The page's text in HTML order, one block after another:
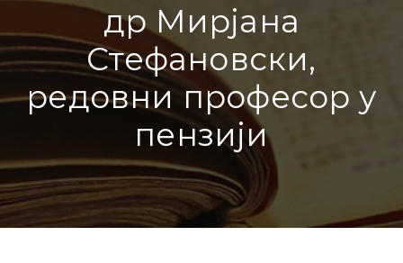
др Мирјана
Стефановски,
редовни професор у
пензији